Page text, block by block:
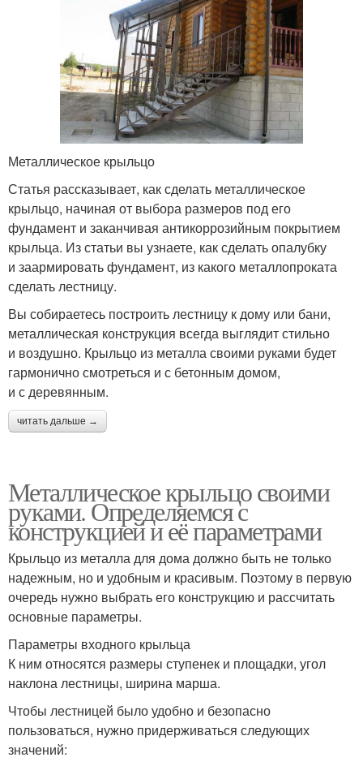
Металлическое крыльцо
Статья рассказывает, как сделать металлическое
крыльцо, начиная от выбора размеров под его
фундамент и заканчивая антикоррозийным покрытием
крыльца. Из статьи вы узнаете, как сделать опалубку
и заармировать фундамент, из какого металлопроката
сделать лестницу.
Вы собираетесь построить лестницу к дому или бани,
металлическая конструкция всегда выглядит стильно
и воздушно. Крыльцо из металла своими руками будет
гармонично смотреться и с бетонным домом,
и с деревянным.
читать дальше →
Металлическое крыльцо своими
руками. Определяемся с
конструкцией и её параметрами
Крыльцо из металла для дома должно быть не только
надежным, но и удобным и красивым. Поэтому в первую
очередь нужно выбрать его конструкцию и рассчитать
основные параметры.
Параметры входного крыльца
К ним относятся размеры ступенек и площадки, угол
наклона лестницы, ширина марша.
Чтобы лестницей было удобно и безопасно
пользоваться, нужно придерживаться следующих
значений: